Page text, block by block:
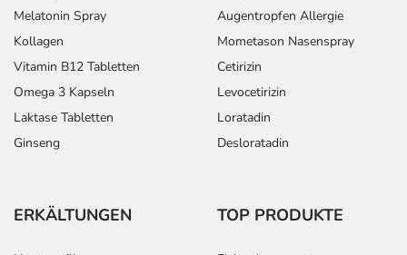
Melatonin Spray
Kollagen
Vitamin B12 Tabletten
Omega 3 Kapseln
Laktase Tabletten
Ginseng
Augentropfen Allergie
Mometason Nasenspray
Cetirizin
Levocetirizin
Loratadin
Desloratadin
ERKÄLTUNGEN TOP PRODUKTE